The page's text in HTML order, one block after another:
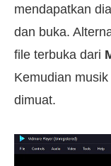
mendapatkan
dan buka.
file terbuka dari
Kemudian
dimuat.